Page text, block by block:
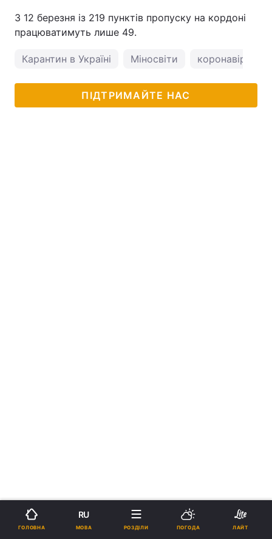
З 12 березня із 219 пунктів пропуску на кордоні
працюватимуть лише 49.
Карантин в Україні Міносвіти коронавірус в
ПІДТРИМАЙТЕ НАС
ГОЛОВНА
RU
МОВА РОЗДІЛИ ПОГОДА ЛАЙТ